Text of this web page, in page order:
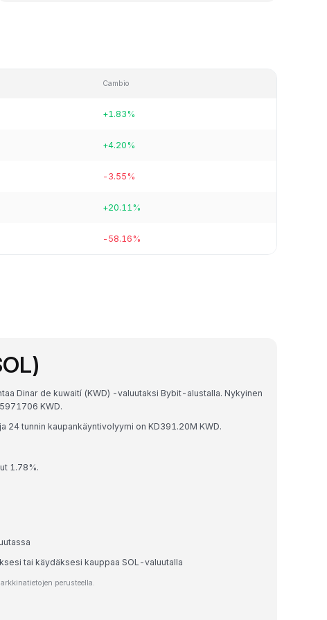
Cambio
+1.83%
+4.20%
-3.55%
+20.11%
-58.16%
Dinar de kuwaití (KWD) -valuutaksi Bybit-alustalla. Nykyinen
KWD.
24 tunnin kaupankäyntivolyymi on KD391.20M KWD.
1.78%.
tai käydäksesi kauppaa SOL-valuutalla
perusteella.